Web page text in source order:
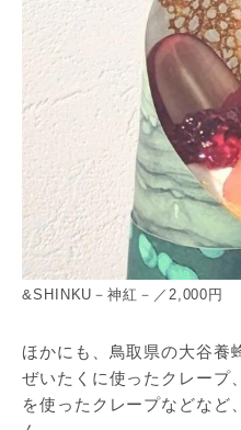
&SHINKU－神紅－／2,000円
ほかにも、鳥取県の大谷養
ぜいたくに使ったクレープ
を使ったクレープなどなど